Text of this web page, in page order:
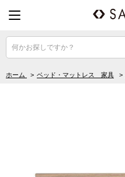
何かお探しですか？
ホーム > ベッド・マットレス 家具 >